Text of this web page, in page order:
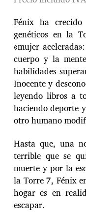
Fénix ha
genéticos en la
«mujer
cuerpo y la
habilidades
Inocente y
leyendo libros a
haciendo deporte
otro humano
Hasta que, una
terrible que se
muerte y por la
la Torre 7, Fénix
hogar es en
escapar.